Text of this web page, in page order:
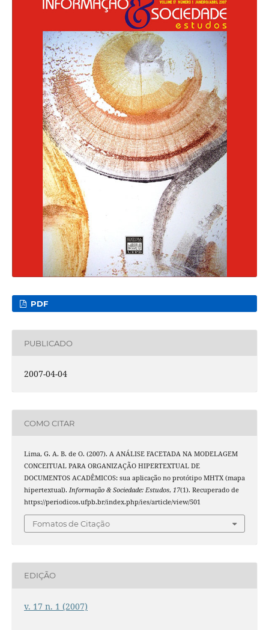
PDF
PUBLICADO
2007-04-04
COMO CITAR
Lima, G. A. B. de O. (2007). A ANÁLISE FACETADA NA MODELAGEM
CONCEITUAL PARA ORGANIZAÇÃO HIPERTEXTUAL DE
DOCUMENTOS ACADÊMICOS: sua aplicação no protótipo MHTX (mapa
hipertextual). Informação & Sociedade: Estudos, 17(1). Recuperado de
https://periodicos.ufpb.br/index.php/ies/article/view/501
Fomatos de Citação
EDIÇÃO
v. 17 n. 1 (2007)